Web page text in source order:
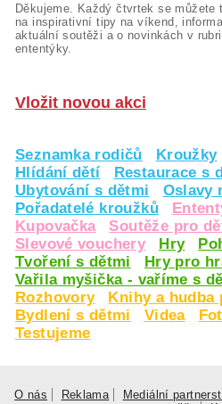
Děkujeme. Každý čtvrtek se můžete
na inspirativní tipy na víkend,
aktuální soutěži a o novinkách v
ententýky.
Vložit novou akci
Seznamka rodičů Kroužky
Hlídání dětí
Restaurace s
Ubytování s dětmi
Oslavy
Pořadatelé kroužků
Kupovačka
Soutěže pro
Slevové vouchery
Hry
Tvoření s dětmi
Hry pro
Vařila myšička - vaříme s
Rozhovory
Knihy a hudba
Bydlení s dětmi
Videa
Testujeme
O nás Reklama Mediální